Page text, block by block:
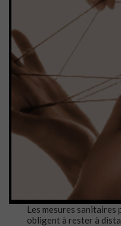
Les mesures sanitaires
obligent à rester à